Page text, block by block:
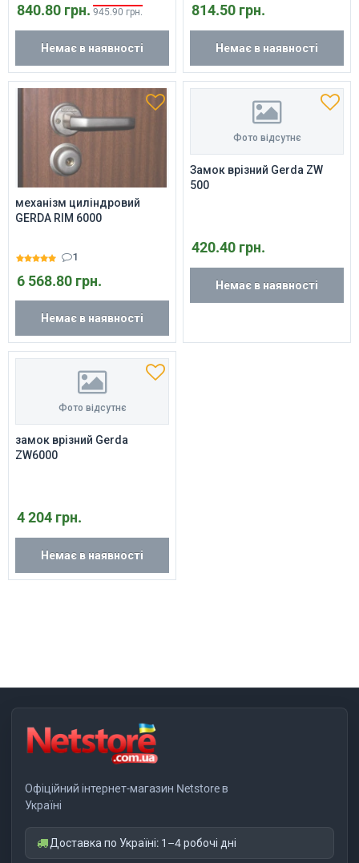
840.80 грн. 945.90 грн.
Немає в наявності
814.50 грн.
Немає в наявності
механізм циліндровий
GERDA RIM 6000
6 568.80 грн.
1
Немає в наявності
Фото відсутнє
Замок врізний Gerda ZW
500
420.40 грн.
Немає в наявності
Фото відсутнє
замок врізний Gerda
ZW6000
4 204 грн.
Немає в наявності
Офіційний інтернет-магазин Netstore в
Україні
Доставка по Україні: 1–4 робочі дні